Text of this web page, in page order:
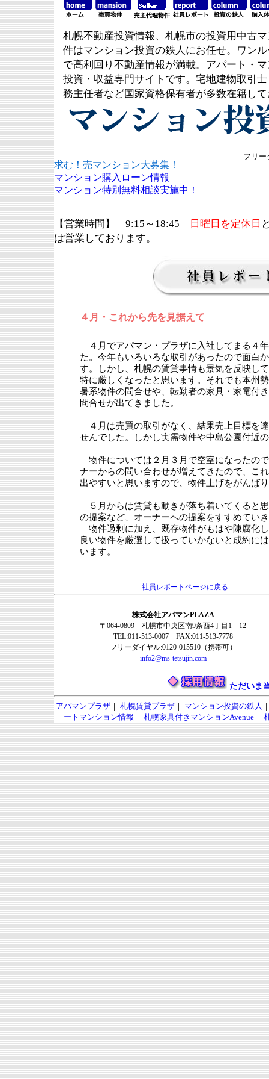
札幌不動産投資情報、札幌市の投資用中古
件はマンション投資の鉄人にお任せ。ワン
で高利回り不動産情報が満載。アパート・
投資・収益専門サイトです。宅地建物取引
務主任者など国家資格保有者が多数在籍し
求む！売マンション大募集！
マンション購入ローン情報
マンション特別無料相談実施中！
フリー
【営業時間】 9:15～18:45 日曜日を定休日
は営業しております。
４月・これから先を見据えて
４月でアパマン・プラザに入社してまる４
た。今年もいろいろな取引があったので面白
す。しかし、札幌の賃貸事情も景気を反映し
特に厳しくなったと思います。それでも本州
暑系物件の問合せや、転勤者の家具・家電付
問合せが出てきました。
４月は売買の取引がなく、結果売上目標を
せんでした。しかし実需物件や中島公園付近
物件については２月３月で空室になったの
ナーからの問い合わせが増えてきたので、こ
出やすいと思いますので、物件上げをがんば
５月からは賃貸も動きが落ち着いてくると
の提案など、オーナーへの提案をすすめてい
物件過剰に加え、既存物件がもはや陳腐化
良い物件を厳選して扱っていかないと成約に
います。
社員レポートページに戻る
株式会社アパマンPLAZA
〒064-0809 札幌市中央区南9条西4丁目1－12
TEL:011-513-0007 FAX:011-513-7778
フリーダイヤル:0120-015510（携帯可）
info2@ms-tetsujin.com
ただいま
アパマンプラザ｜ 札幌賃貸プラザ｜ マンション投資の鉄人
ートマンション情報 ｜ 札幌家具付きマンションAvenue ｜